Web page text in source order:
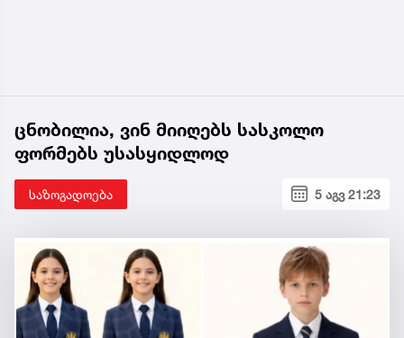
ცნობილია, ვინ მიიღებს სასკოლო
ფორმებს უსასყიდლოდ
საზოგადოება 5 აგვ 21:23